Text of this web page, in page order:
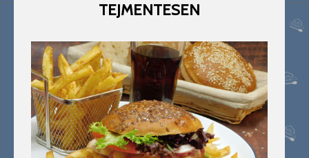
TEJMENTESEN